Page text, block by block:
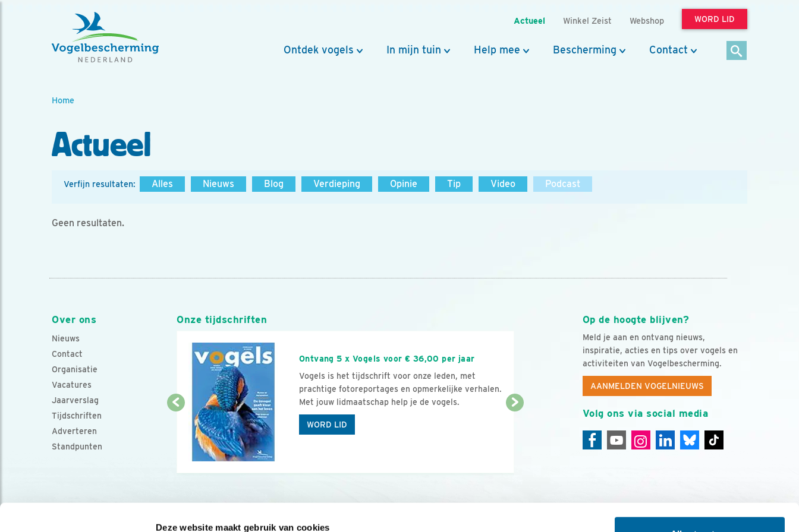
Deze website maakt gebruik van cookies
Actueel Winkel Zeist Webshop WORD LID
Ontdek vogels In mijn tuin Help mee Bescherming Contact
Home
Actueel
Verfijn resultaten: Alles Nieuws Blog Verdieping Opinie Tip Video Podcast
Geen resultaten.
Over ons
Nieuws
Contact
Organisatie
Vacatures
Jaarverslag
Tijdschriften
Adverteren
Standpunten
Op de hoogte blijven?
Meld je aan en ontvang nieuws,
inspiratie, acties en tips over vogels en
activiteiten van Vogelbescherming.
AANMELDEN VOGELNIEUWS
Volg ons via social media
Onze tijdschriften
Ontvang 5 x Vogels voor € 36,00 per jaar
Vogels is het tijdschrift voor onze leden, met
prachtige fotoreportages en opmerkelijke verhalen.
Met jouw lidmaatschap help je de vogels.
WORD LID